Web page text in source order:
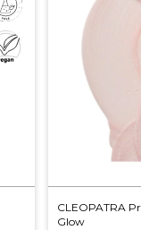
CLEOPATRA
Glow